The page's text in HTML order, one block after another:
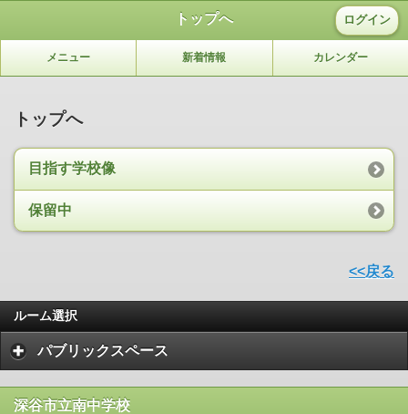
トップへ ログイン
メニュー 新着情報 カレンダー
トップへ
目指す学校像
保留中
<<戻る
ルーム選択
パブリックスペース
深谷市立南中学校